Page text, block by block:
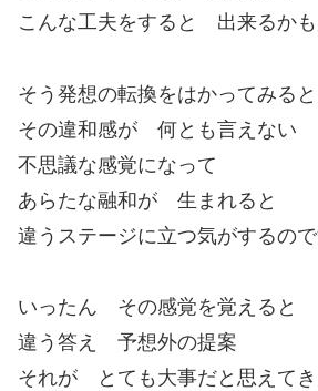
こんな工夫をすると 出来るかも
そう発想の転換をはかってみると
その違和感が 何とも言えない
不思議な感覚になって
あらたな融和が 生まれると
違うステージに立つ気がするの
いったん その感覚を覚えると
違う答え 予想外の提案
それが とても大事だと思えて